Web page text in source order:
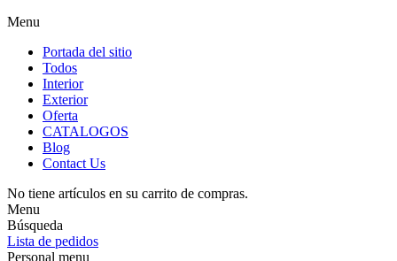
Menu
Portada del sitio
Todos
Interior
Exterior
Oferta
CATALOGOS
Blog
Contact Us
No tiene artículos en su carrito de compras.
Menu
Búsqueda
Lista de pedidos
Personal menu